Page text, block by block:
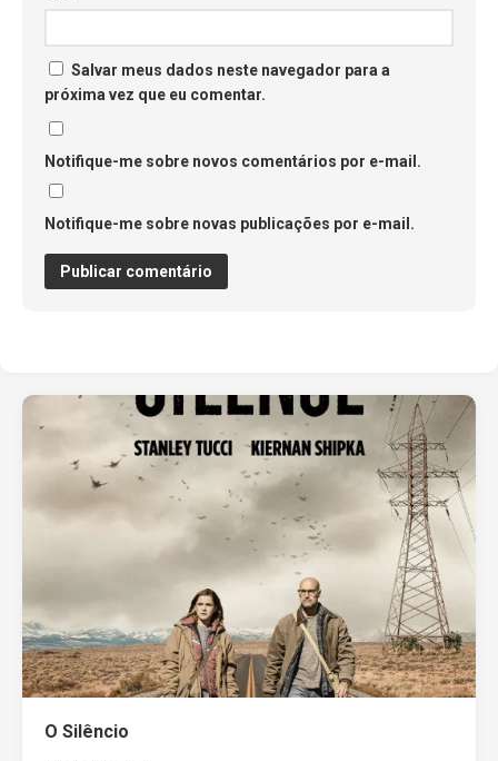
Salvar meus dados neste navegador para a
próxima vez que eu comentar.
Notifique-me sobre novos comentários por e-mail.
Notifique-me sobre novas publicações por e-mail.
O Silêncio